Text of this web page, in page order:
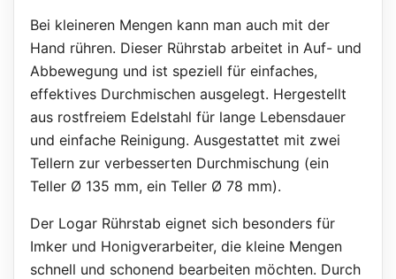
Bei kleineren Mengen kann man auch mit der
Hand rühren. Dieser Rührstab arbeitet in Auf- und
Abbewegung und ist speziell für einfaches,
effektives Durchmischen ausgelegt. Hergestellt
aus rostfreiem Edelstahl für lange Lebensdauer
und einfache Reinigung. Ausgestattet mit zwei
Tellern zur verbesserten Durchmischung (ein
Teller Ø 135 mm, ein Teller Ø 78 mm).
Der Logar Rührstab eignet sich besonders für
Imker und Honigverarbeiter, die kleine Mengen
schnell und schonend bearbeiten möchten. Durch